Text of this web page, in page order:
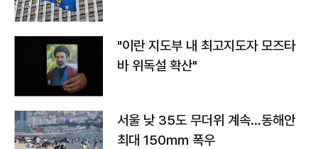
"이란 지도부 내 최고지도자 모즈타
바 위독설 확산"
서울 낮 35도 무더위 계속…동해안
최대 150㎜ 폭우